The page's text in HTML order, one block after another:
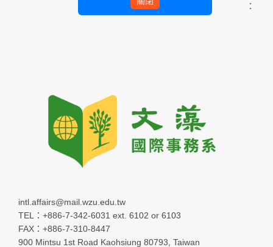
Email：
intl.affairs@mail.wzu.edu.tw
TEL：+886-7-342-6031 ext. 6102 or 6103
FAX：+886-7-310-8447
900 Mintsu 1st Road Kaohsiung 80793, Taiwan